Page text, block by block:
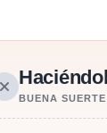
BUENA SUERTE